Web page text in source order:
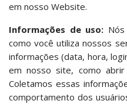
em nosso Website.
Informações de uso:
como você utiliza nossos
informações (data, hora,
em nosso site, como
Coletamos essas
comportamento dos